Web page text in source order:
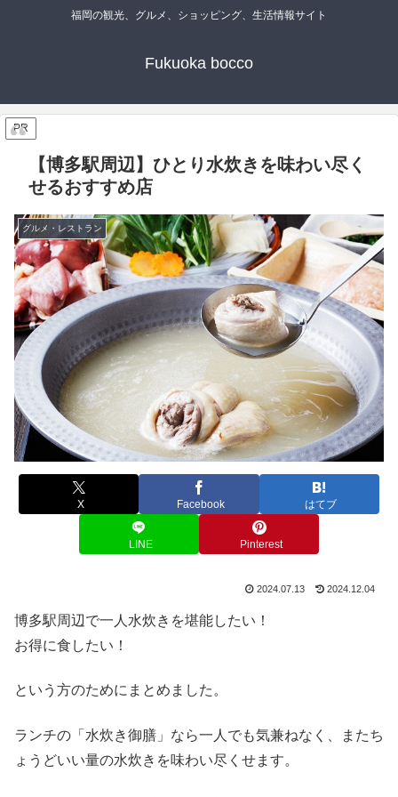
福岡の観光、グルメ、ショッピング、生活情報サイト
Fukuoka bocco
PR
【博多駅周辺】ひとり水炊きを味わい尽く
せるおすすめ店
グルメ・レストラン
X Facebook はてブ
LINE Pinterest
2024.07.13 2024.12.04
博多駅周辺で一人水炊きを堪能したい！
お得に食したい！
という方のためにまとめました。
ランチの「水炊き御膳」なら一人でも気兼ねなく、またち
ょうどいい量の水炊きを味わい尽くせます。